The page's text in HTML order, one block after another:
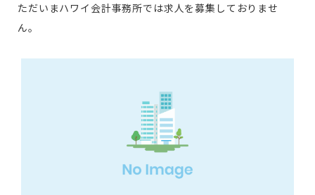
ただいまハワイ会計事務所では求人を募集しておりませ
ん。